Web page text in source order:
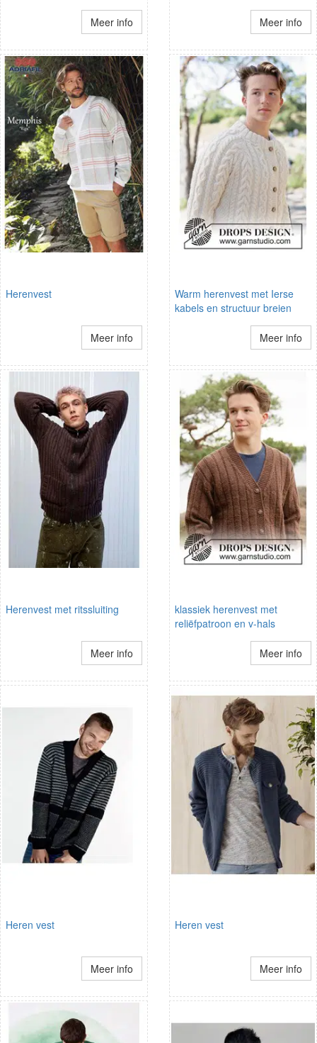
Meer info Meer info
Herenvest
Meer info
Warm herenvest met Ierse
kabels en structuur breien
Meer info
Herenvest met ritssluiting
Meer info
klassiek herenvest met
reliëfpatroon en v-hals
Meer info
Heren vest
Meer info
Heren vest
Meer info